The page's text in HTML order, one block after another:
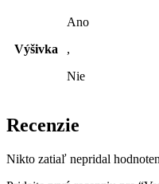
Výšivka
Ano
,
Nie
Recenzie
Nikto zatiaľ nepridal